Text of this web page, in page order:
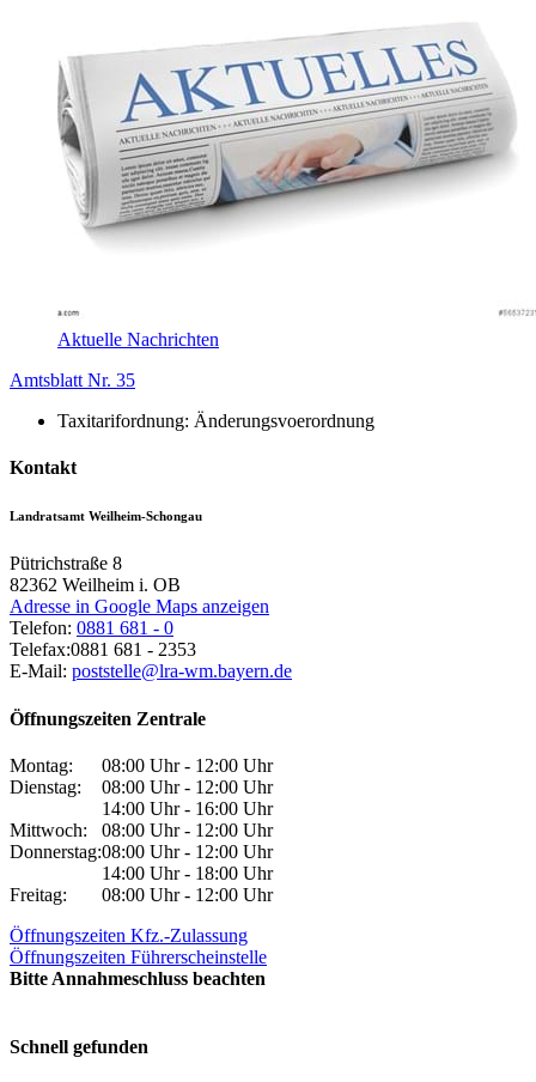
Aktuelle Nachrichten
Amtsblatt Nr. 35
Taxitarifordnung: Änderungsvoerordnung
Kontakt
Landratsamt Weilheim-Schongau
Pütrichstraße 8
82362 Weilheim i. OB
Adresse in Google Maps anzeigen
Telefon: 0881 681 - 0
Telefax:0881 681 - 2353
E-Mail: poststelle@lra-wm.bayern.de
Öffnungszeiten Zentrale
Montag:
08:00 Uhr - 12:00 Uhr
Dienstag:
08:00 Uhr - 12:00 Uhr
14:00 Uhr - 16:00 Uhr
Mittwoch:
08:00 Uhr - 12:00 Uhr
Donnerstag:08:00 Uhr - 12:00 Uhr
14:00 Uhr - 18:00 Uhr
Freitag:
08:00 Uhr - 12:00 Uhr
Öffnungszeiten Kfz.-Zulassung
Öffnungszeiten Führerscheinstelle
Bitte Annahmeschluss beachten
Schnell gefunden